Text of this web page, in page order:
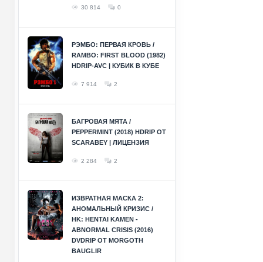
30 814 0
РЭМБО: ПЕРВАЯ КРОВЬ /
RAMBO: FIRST BLOOD (1982)
HDRIP-AVC | КУБИК В КУБЕ
7 914 2
БАГРОВАЯ МЯТА /
PEPPERMINT (2018) HDRIP ОТ
SCARABEY | ЛИЦЕНЗИЯ
2 284 2
ИЗВРАТНАЯ МАСКА 2:
АНОМАЛЬНЫЙ КРИЗИС /
HK: HENTAI KAMEN -
ABNORMAL CRISIS (2016)
DVDRIP ОТ MORGOTH
BAUGLIR